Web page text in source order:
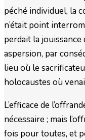
péché individuel, la
n’était point
perdait la
aspersion, par
lieu où le
holocaustes où
L’efficace de
nécessaire ; mais
fois pour toutes, et